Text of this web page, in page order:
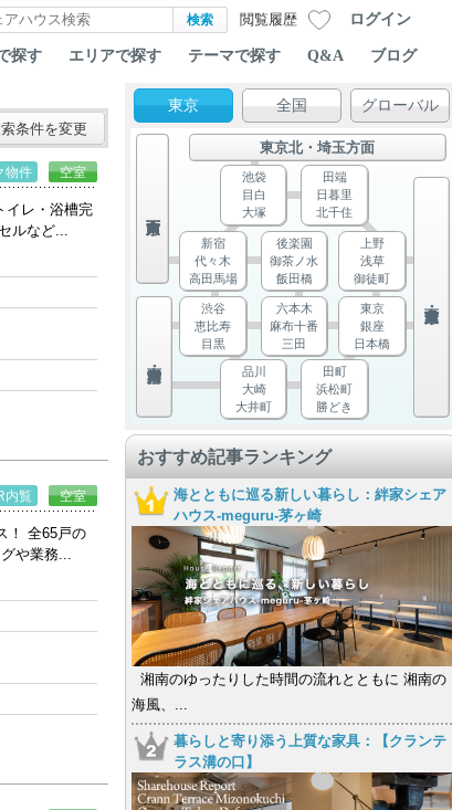
閲覧履歴 ログイン
探す エリアで探す テーマで探す Q&A ブログ
条件を変更
物件 空室
イレ・浴槽完
ルなど...
内覧 空室
！ 全65戸の
や業務...
東京 全国 グローバル
東京北・埼玉方面
池袋
目白
大塚
田端
日暮里
北千住
新宿
代々木
高田馬場
後楽園
御茶ノ水
飯田橋
六本木
麻布十番
三田
上野
浅草
御徒町
東京
銀座
日本橋
渋谷
恵比寿
目黒
品川
大崎
大井町
田町
浜松町
勝どき
おすすめ記事ランキング
海とともに巡る新しい暮らし：絆家シェア
ハウス-meguru-茅ヶ崎
湘南のゆったりした時間の流れとともに 湘南の
海風、...
暮らしと寄り添う上質な家具：【クランテ
ラス溝の口】